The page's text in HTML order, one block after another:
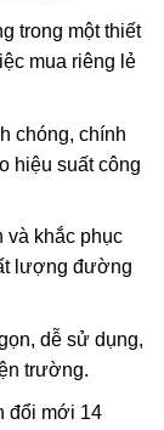
trong một thiết
mua riêng lẻ
chóng, chính
hiệu suất công
và khắc phục
lượng đường
dễ sử dụng,
trường.
đổi mới 14